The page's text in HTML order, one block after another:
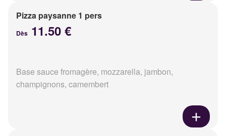
Pizza paysanne 1 pers
Dès 11.50 €
Base sauce fromagère, mozzarella, jambon,
champignons, camembert